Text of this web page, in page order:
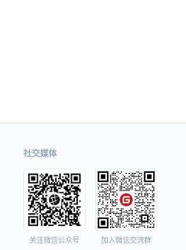
社交媒体
关注微信公众号 加入微信交流群